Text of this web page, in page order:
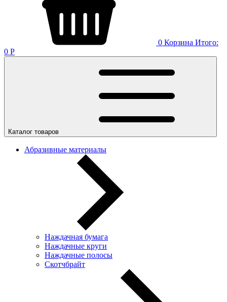
0 Корзина Итого:
0 Р
Каталог товаров
Абразивные материалы
Наждачная бумага
Наждачные круги
Наждачные полосы
Скотчбрайт